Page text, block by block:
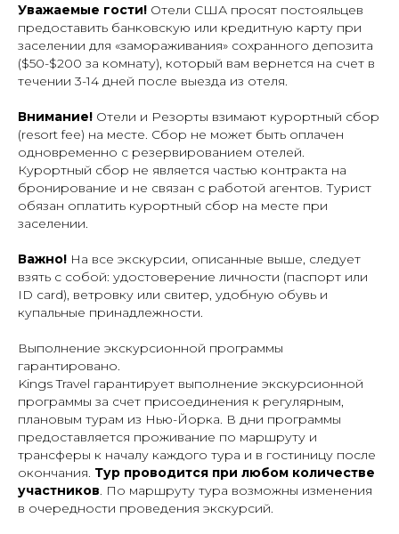
Уважаемые гости! Отели США просят постояльцев
предоставить банковскую или кредитную карту при
заселении для «замораживания» сохранного депозита
($50-$200 за комнату), который вам вернется на счет в
течении 3-14 дней после выезда из отеля.
Внимание! Отели и Резорты взимают курортный сбор
(resort fee) на месте. Сбор не может быть оплачен
одновременно с резервированием отелей.
Курортный сбор не является частью контракта на
бронирование и не связан с работой агентов. Турист
обязан оплатить курортный сбор на месте при
заселении.
Важно! На все экскурсии, описанные выше, следует
взять с собой: удостоверение личности (паспорт или
ID card), ветровку или свитер, удобную обувь и
купальные принадлежности.
Выполнение экскурсионной программы
гарантировано.
Kings Travel гарантирует выполнение экскурсионной
программы за счет присоединения к регулярным,
плановым турам из Нью-Йорка. В дни программы
предоставляется проживание по маршруту и
трансферы к началу каждого тура и в гостиницу после
окончания. Тур проводится при любом количестве
участников. По маршруту тура возможны изменения
в очередности проведения экскурсий.